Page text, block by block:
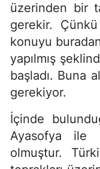
üzerinden bir
gerekir.
konuyu
yapılmış
başladı. Buna
gerekiyor.
İçinde
Ayasofya ile
olmuştur.